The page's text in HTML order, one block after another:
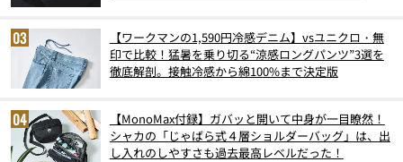
【ワークマンの1,590円冷感デニム】vsユニクロ・無
印で比較！猛暑を乗り切る“涼感ロングパンツ”3選を
徹底解剖。接触冷感から綿100%まで決定版
【MonoMax付録】ガバッと開いて中身が一目瞭然！
シャカの「じゃばら式４層ショルダーバッグ」は、出
し入れのしやすさも過去最高レベルだった！